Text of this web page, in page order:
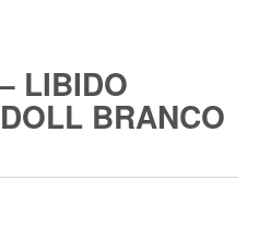
LIBIDO
BRANCO